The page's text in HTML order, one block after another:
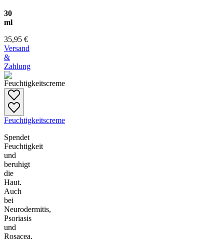
30
ml
35,95 €
Versand
&
Zahlung
Feuchtigkeitscreme
Spendet
Feuchtigkeit
und
beruhigt
die
Haut.
Auch
bei
Neurodermitis,
Psoriasis
und
Rosacea.